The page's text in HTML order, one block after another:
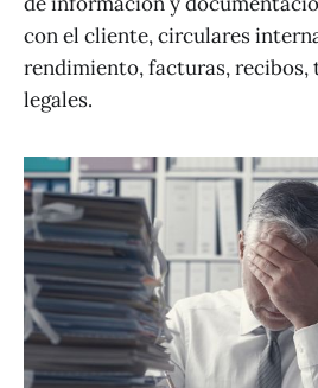
con el cliente, circulares
rendimiento, facturas, recibos,
legales.